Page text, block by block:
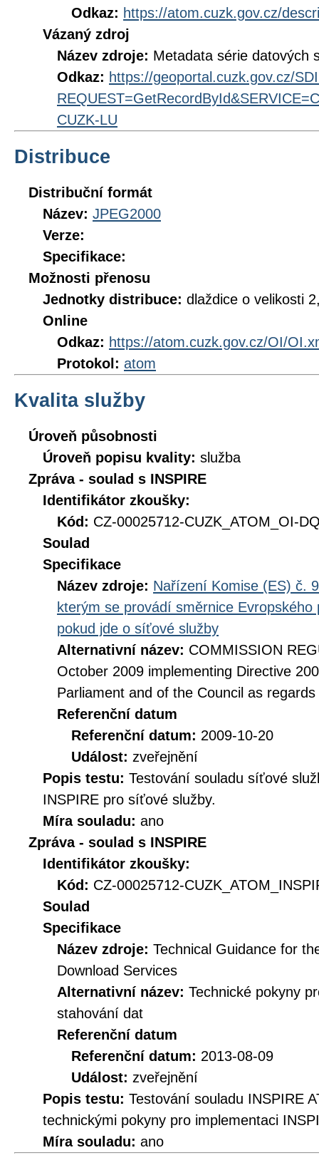
Odkaz: https://atom.cuzk.gov.cz/
Vázaný zdroj
Název zdroje: Metadata série datových
Odkaz: https://geoportal.cuzk.gov.cz/
CUZK-LU
Distribuce
Distribuční formát
Název: JPEG2000
Verze:
Specifikace:
Možnosti přenosu
Jednotky distribuce: dlaždice o velikosti
Online
Odkaz: https://atom.cuzk.gov.cz/OI/
Protokol: atom
Kvalita služby
Úroveň působnosti
Úroveň popisu kvality: služba
Zpráva - soulad s INSPIRE
Identifikátor zkoušky:
Kód: CZ-00025712-CUZK_ATOM_OI-
Soulad
Specifikace
Název zdroje: Nařízení Komise (ES) č.
kterým se provádí směrnice
pokud jde o síťové služby
Alternativní název: COMMISSION
October 2009 implementing Directive
Parliament and of the Council as
Referenční datum
Referenční datum: 2009-10-20
Událost: zveřejnění
Popis testu: Testování souladu síťové
INSPIRE pro síťové služby.
Míra souladu: ano
Zpráva - soulad s INSPIRE
Identifikátor zkoušky:
Kód: CZ-00025712-
Soulad
Specifikace
Název zdroje: Technical Guidance for
Download Services
Alternativní název: Technické pokyny
stahování dat
Referenční datum
Referenční datum: 2013-08-09
Událost: zveřejnění
Popis testu: Testování souladu INSPIRE
technickými pokyny pro implementaci
Míra souladu: ano